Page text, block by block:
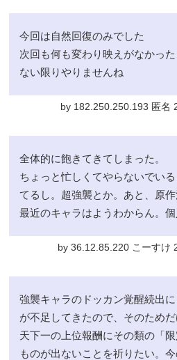
今回は自然回復のみでした
次回も何も変わり映えがなかっ
ない限りやりませんね
by 182.250.250.193 匿名
全体的に飽きてきてしまった。
ちょっと忙しくてやらないでい
てるし。超強襲とか。あと、原
最近のキャラはようわからん。個
by 36.12.85.220 こーすけ
強襲キャラのドッカン覚醒続出
が不足してきたので、そのため
天下一の上位報酬にその類の「
ものが出ないことを祈りたい。